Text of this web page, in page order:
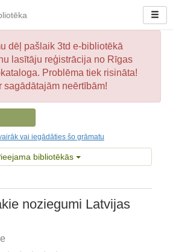
dēļ pašlaik 3td e-bibliotēkā
lasītāju reģistrācija no Rīgas
Problēma tiek risināta!
sagādātajām neērtībām!
vai iegādāties šo grāmatu
bibliotēkās
noziegumi Latvijas